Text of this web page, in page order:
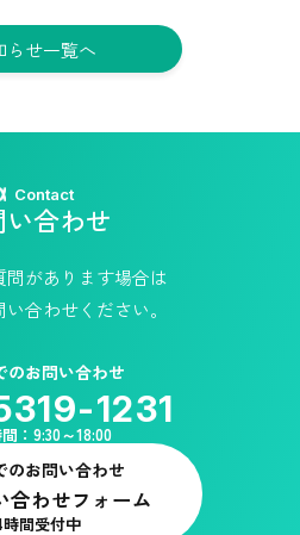
らせ一覧へ
Contact
い合わせ
問があります場合は
合わせください。
のお問い合わせ
1231
：9:30～18:00
のお問い合わせ
合わせフォーム
間受付中